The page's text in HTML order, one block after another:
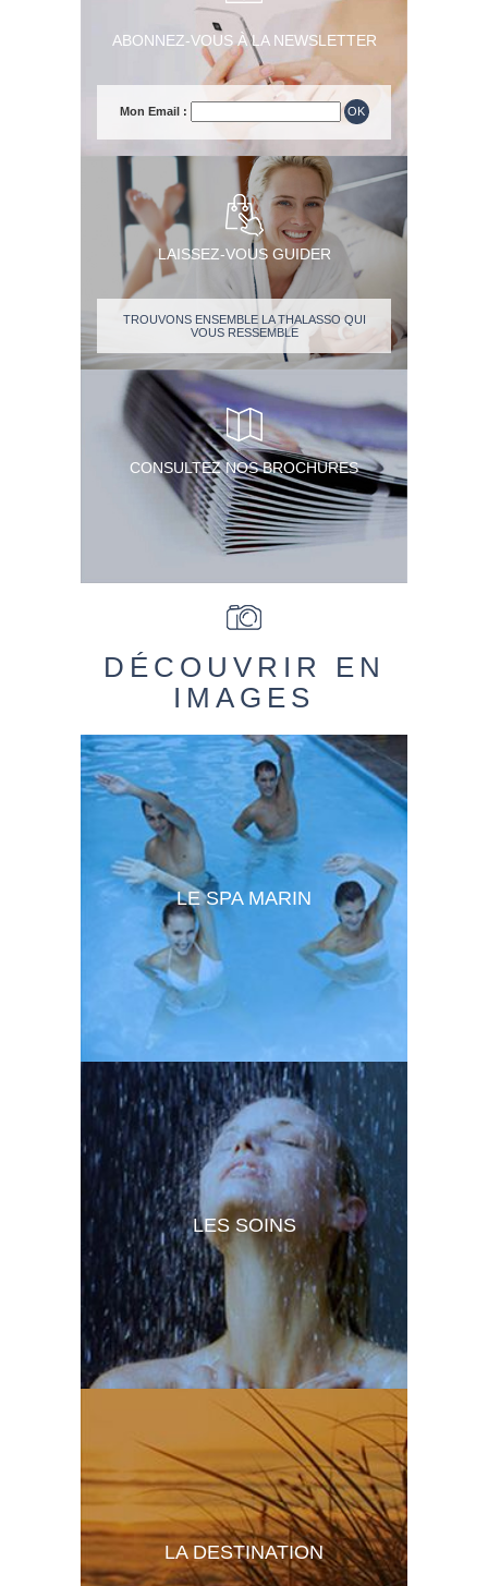
ABONNEZ-VOUS À LA NEWSLETTER
Mon Email :
LAISSEZ-VOUS GUIDER
TROUVONS ENSEMBLE LA THALASSO QUI
VOUS RESSEMBLE
CONSULTEZ NOS BROCHURES
DÉCOUVRIR EN
IMAGES
LE SPA MARIN
LES SOINS
LA DESTINATION